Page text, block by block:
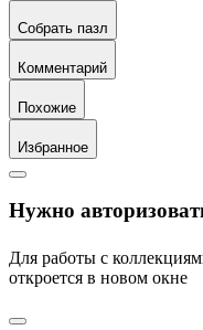
Собрать пазл
Комментарий
Похожие
Избранное
Нужно
Для работы с
откроется в новом окне